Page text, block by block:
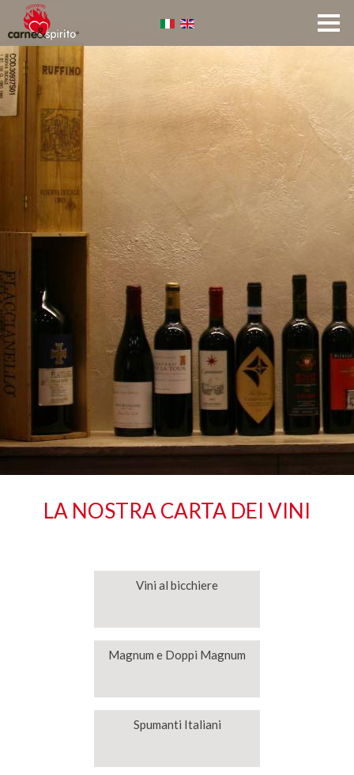
LA NOSTRA CARTA DEI VINI
Vini al bicchiere
Magnum e Doppi Magnum
Spumanti Italiani